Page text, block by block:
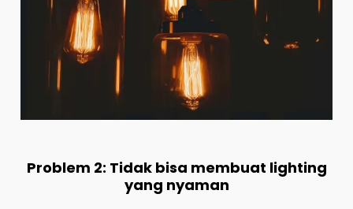
Problem 2: Tidak bisa membuat lighting
yang nyaman